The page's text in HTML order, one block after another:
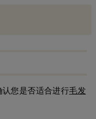
您是否适合进行毛发